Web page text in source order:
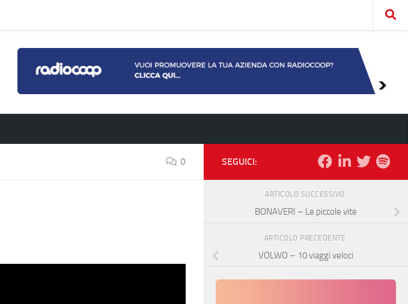
0 SEGUICI:
ARTICOLO SUCCESSIVO
BONAVERI – Le piccole vite
ARTICOLO PRECEDENTE
VOLWO – 10 viaggi veloci